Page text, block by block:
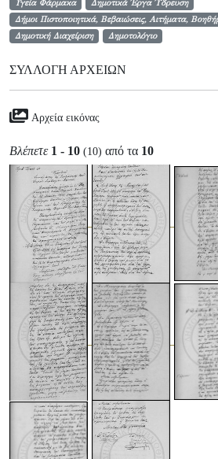
Υγεία Φάρμακα
Δημοτικά Έργα Ύδρευση
Δήμοι Πιστοποιητικά, Βεβαιώσεις, Αιτήματα,
Δημοτική Διαχείριση
Δημοτολόγιο
ΣΥΛΛΟΓΉ ΑΡΧΕΊΩΝ
Αρχεία εικόνας
Βλέπετε 1 - 10 (10) από τα 10